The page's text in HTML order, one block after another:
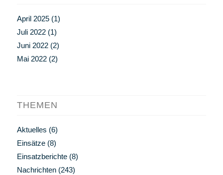
April 2025(1)
Juli 2022(1)
Juni 2022(2)
Mai 2022(2)
THEMEN
Aktuelles (6)
Einsätze(8)
Einsatzberichte(8)
Nachrichten(243)